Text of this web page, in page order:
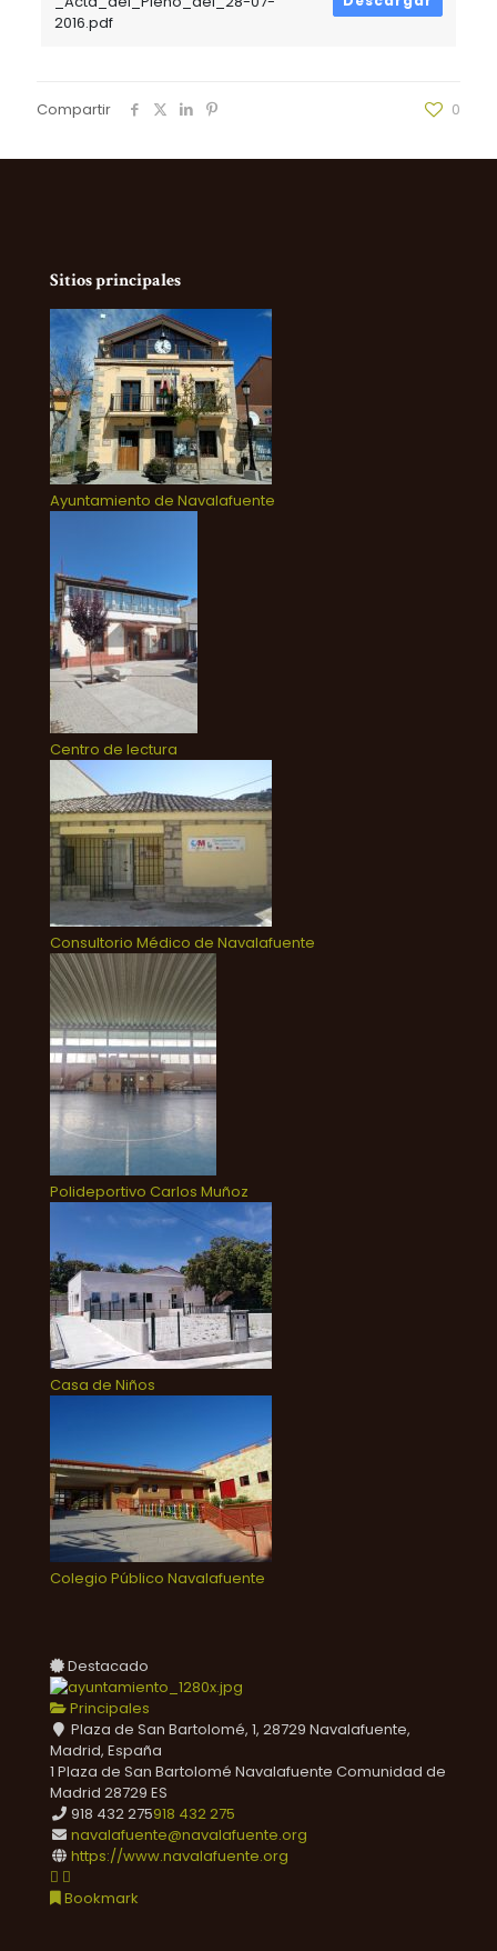
2016.pdf
Compartir 0
Sitios principales
Ayuntamiento de Navalafuente
Centro de lectura
Consultorio Médico de Navalafuente
Polideportivo Carlos Muñoz
Casa de Niños
Colegio Público Navalafuente
Destacado
Principales
Plaza de San Bartolomé, 1, 28729 Navalafuente,
Madrid, España
1 Plaza de San Bartolomé Navalafuente Comunidad de
Madrid 28729 ES
918 432 275918 432 275
navalafuente@navalafuente.org
https://www.navalafuente.org
Bookmark